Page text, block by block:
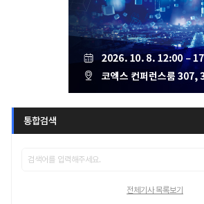
통합검색
전체기사 목록보기